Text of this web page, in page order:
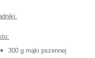
300 g mąki pszennej